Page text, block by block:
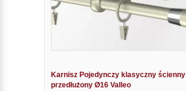
Karnisz Pojedynczy klasyczny ścienny
przedłużony Ø16 Valleo